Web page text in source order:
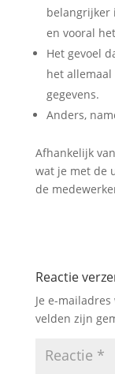
belangrijker
en vooral
Het gevoel
het
gegevens.
Anders,
Afhankelijk
wat je met de
de
Reactie
Je e-
velden zijn